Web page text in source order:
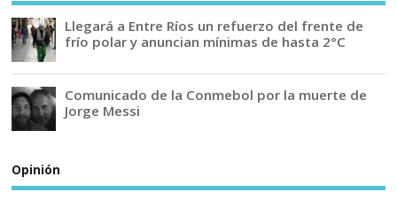
Llegará a Entre Ríos un refuerzo del frente de
frío polar y anuncian mínimas de hasta 2°C
Comunicado de la Conmebol por la muerte de
Jorge Messi
Opinión